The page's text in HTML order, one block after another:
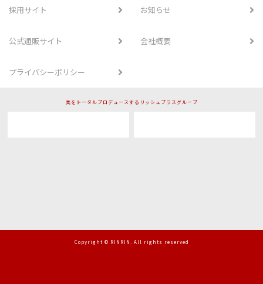
採用サイト お知らせ
公式通販サイト 会社概要
プライバシーポリシー
美をトータルプロデュースするリッシュプラスグループ
Copyright © RINRIN. All rights reserved